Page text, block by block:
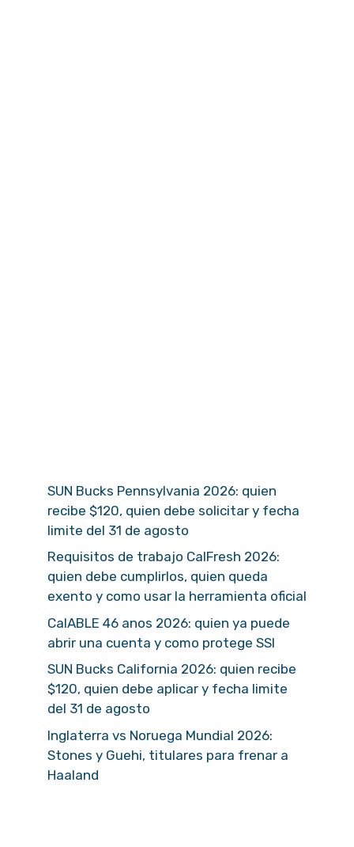
SUN Bucks Pennsylvania 2026: quien
recibe $120, quien debe solicitar y fecha
limite del 31 de agosto
Requisitos de trabajo CalFresh 2026:
quien debe cumplirlos, quien queda
exento y como usar la herramienta oficial
CalABLE 46 anos 2026: quien ya puede
abrir una cuenta y como protege SSI
SUN Bucks California 2026: quien recibe
$120, quien debe aplicar y fecha limite
del 31 de agosto
Inglaterra vs Noruega Mundial 2026:
Stones y Guehi, titulares para frenar a
Haaland